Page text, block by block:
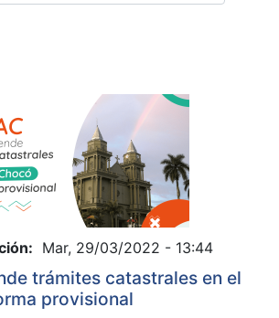
Mar, 29/03/2022 - 13:44
trámites catastrales en el
provisional